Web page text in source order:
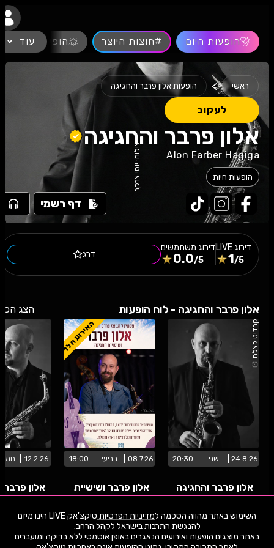
השימוש באתר מהווה הסכמה למדיניות הפרטיות
טיקצ'אק LIVE הינו מיזם
באתר מוצגים הופעות ואירועים הנאגרים באופן אוטמטי ללא בדיקה ומועברים
הופעות היום #חוצות היוצר הופעות חיות
עוד
ראשי > הופעות אלון פרבר והחגיגה
צילום: יוסי צבקר
לעקוב
אלון פרבר והחגיגה
Alon Farber Hagiga
הופעות חיות
דף רשמי
דירוג
1/5
דירוג משתמשים
0.0/5
דרג
אלון פרבר והחגיגה - לוח הופעות הצג הכל
קרדיט לצלם
24.8.26 שני 20:30
אלון פרבר והחגיגה
עם אבישי כהן
שבלול ג'אז תל אביב
האירוע חלף
08.7.26 רביעי 18:00
אלון פרבר ושישיית
חגיגה
הגנה פינת צנחנים, פרדס חנה
12.2.26
אלון פרבר
שימו -💓- נתוני ההופעות המוצגים עודכנו על ידי בינה מלאכותית מאתר המכירה
המקורי. יתכנו טעויות ושינויים.